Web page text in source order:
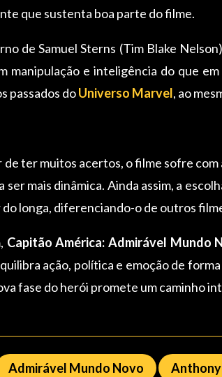
que sustenta boa parte do filme.
de Samuel Sterns (Tim Blake
manipulação e inteligência do que
passados doUniverso Marvel, ao
de ter muitos acertos, o filme sofre
ser mais dinâmica. Ainda assim, a
do longa, diferenciando-o de outros
Capitão América: Admirável Mundo
ação, política e emoção de
fase do herói promete um caminho
Admirável Mundo Novo